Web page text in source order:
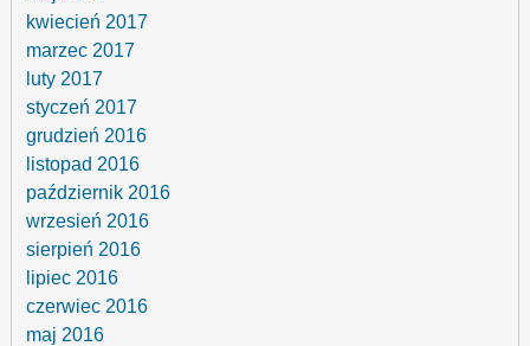
kwiecień 2017
marzec 2017
luty 2017
styczeń 2017
grudzień 2016
listopad 2016
październik 2016
wrzesień 2016
sierpień 2016
lipiec 2016
czerwiec 2016
maj 2016